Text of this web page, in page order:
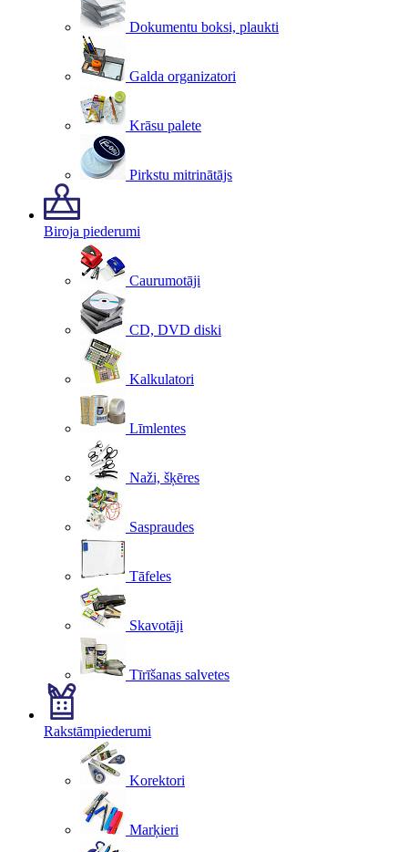
Dokumentu boksi, plaukti
Galda organizatori
Krāsu palete
Pirkstu mitrinātājs
Biroja piederumi
Caurumotāji
CD, DVD diski
Kalkulatori
Līmlentes
Naži, šķēres
Saspraudes
Tāfeles
Skavotāji
Tīrīšanas salvetes
Rakstāmpiederumi
Korektori
Marķieri